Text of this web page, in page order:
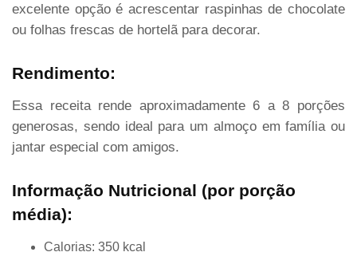
excelente opção é acrescentar raspinhas de chocolate
ou folhas frescas de hortelã para decorar.
Rendimento:
Essa receita rende aproximadamente 6 a 8 porções
generosas, sendo ideal para um almoço em família ou
jantar especial com amigos.
Informação Nutricional (por porção
média):
Calorias: 350 kcal